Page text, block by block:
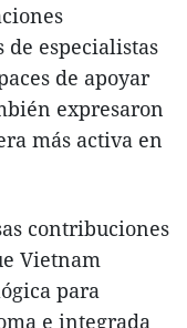
de especialistas
de apoyar
expresaron
más activa en
contribuciones
Vietnam
para
e integrada